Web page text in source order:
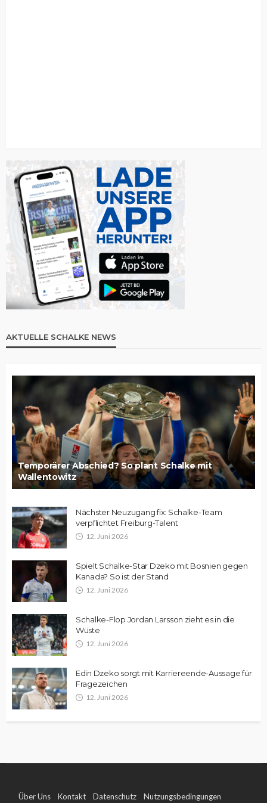
AKTUELLE SCHALKE NEWS
Temporärer Abschied? So plant Schalke mit
Wallentowitz
Nächster Neuzugang fix: Schalke-Team
verpflichtet Freiburg-Talent
12. Juni 2026
Spielt Schalke-Star Dzeko mit Bosnien gegen
Kanada? So ist der Stand
12. Juni 2026
Schalke-Flop Jordan Larsson zieht es in die
Wüste
12. Juni 2026
Edin Dzeko sorgt mit Karriereende-Aussage für
Fragezeichen
12. Juni 2026
Über Uns Kontakt Datenschutz Nutzungsbedingungen